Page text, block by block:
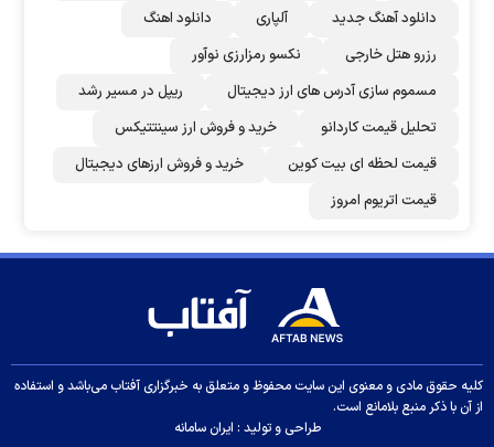
دانلود آهنگ جدید
آلپاری
دانلود اهنگ
رزرو هتل خارجی
نکسو رمزارزی نوآور
مسموم سازی آدرس های ارز دیجیتال
ریپل در مسیر رشد
تحلیل قیمت کاردانو
خرید و فروش ارز سینتتیکس
قیمت لحظه ای بیت کوین
خرید و فروش ارزهای دیجیتال
قیمت اتریوم امروز
کلیه حقوق مادی و معنوی این سایت محفوظ و متعلق به خبرگزاری آفتاب می‌باشد و استفاده
از آن با ذکر منبع بلامانع است.
طراحی و تولید : ایران سامانه